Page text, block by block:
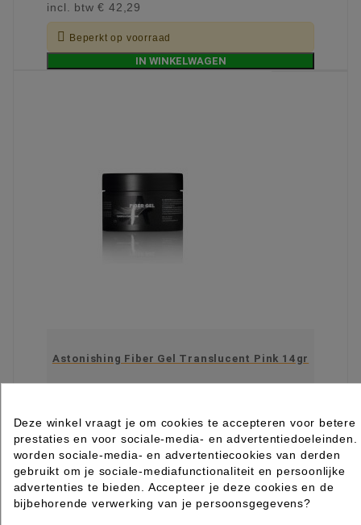
incl. btw€ 42,29
 Beperkt op voorraad
IN WINKELWAGEN
Astonishing Fiber Gel Translucent Pink 14gr
excl. btw€ 16,95
incl. btw€ 20,51
Beperkt op voorraad
IN WINKELWAGEN
Deze winkel vraagt je om cookies te accepteren voor betere
prestaties en voor sociale-media- en advertentiedoeleinden.
worden sociale-media- en advertentiecookies van derden
gebruikt om je sociale-mediafunctionaliteit en persoonlijke
advertenties te bieden. Accepteer je deze cookies en de
bijbehorende verwerking van je persoonsgegevens?